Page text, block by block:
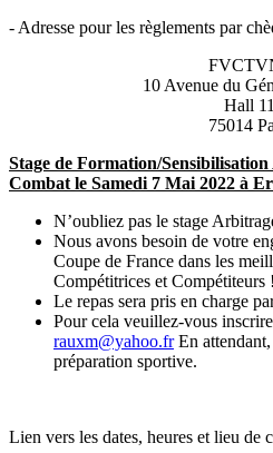
- Adresse pour les règlements par
10 Avenue du
Hall 11
75014
Stage de Formation/
Combat le Samedi 7 Mai 2022 à
N’oubliez pas le stage
Nous avons besoin de votre
Coupe de France dans les
Compétitrices et Compétiteurs !
Le repas sera pris en charge
Pour cela veuillez-vous
rauxm@yahoo.frEn attendant,
préparation sportive.
Lien vers les dates, heures et lieu de